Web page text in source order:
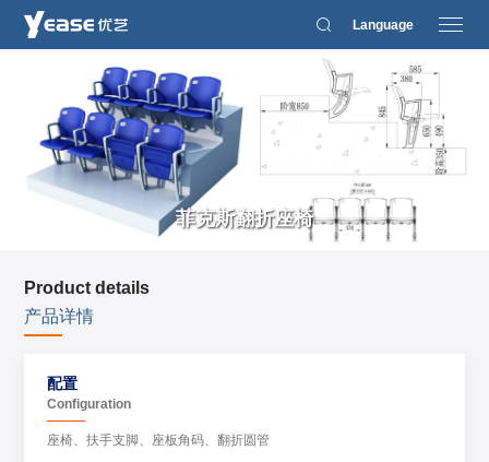
Language
菲克斯翻折座椅
Product details
产品详情
配置
Configuration
座椅、扶手支脚、座板角码、翻折圆管